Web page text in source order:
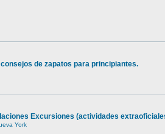
de zapatos para principiantes.
Excursiones (actividades
York